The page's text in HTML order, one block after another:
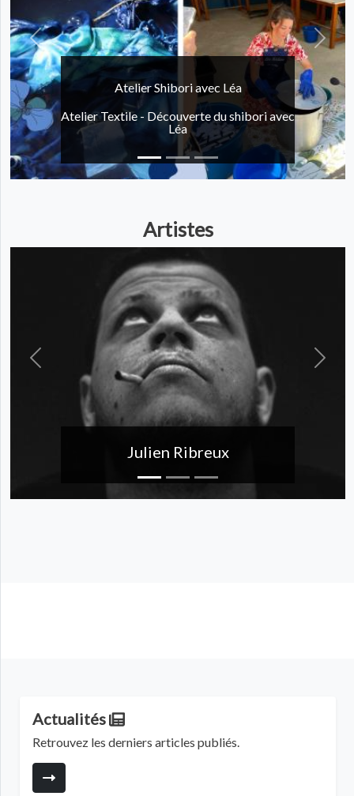
Atelier Shibori avec Léa
Atelier Textile - Découverte du shibori avec
Léa
Précédent
Artistes
Julien Ribreux
Précédent
Actualités
Retrouvez les derniers articles publiés.